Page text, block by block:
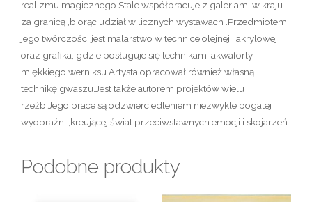
realizmu magicznego.Stale współpracuje z galeriami w kraju i
za granicą ,biorąc udział w licznych wystawach .Przedmiotem
jego twórczości jest malarstwo w technice olejnej i akrylowej
oraz grafika, gdzie posługuje się technikami akwaforty i
miękkiego werniksu.Artysta opracował również własną
technikę gwaszu.Jest także autorem projektów wielu
rzeźb.Jego prace są odzwierciedleniem niezwykle bogatej
wyobraźni ,kreującej świat przeciwstawnych emocji i skojarzeń.
Podobne produkty